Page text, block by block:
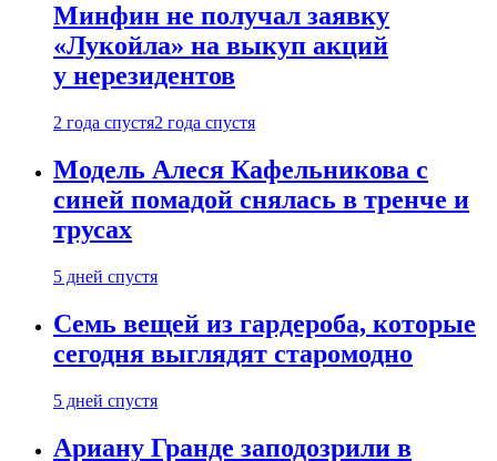
Минфин не получал заявку
«Лукойла» на выкуп акций
у нерезидентов
2 года спустя2 года спустя
Модель Алеся Кафельникова с
синей помадой снялась в тренче и
трусах
5 дней спустя
Семь вещей из гардероба, которые
сегодня выглядят старомодно
5 дней спустя
Ариану Гранде заподозрили в